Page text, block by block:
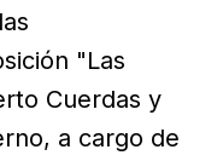
"Las
Cuerdas y
a cargo de